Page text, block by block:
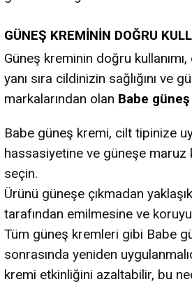
GÜNEŞ KREMİNİN DOĞRU
Güneş kreminin doğru
yanı sıra cildinizin sağlığını ve
markalarından olan Babe
Babe güneş kremi, cilt tipinize
hassasiyetine ve güneşe
seçin.
Ürünü güneşe çıkmadan
tarafından emilmesine ve
Tüm güneş kremleri gibi Babe
sonrasında yeniden
kremi etkinliğini azaltabilir, bu